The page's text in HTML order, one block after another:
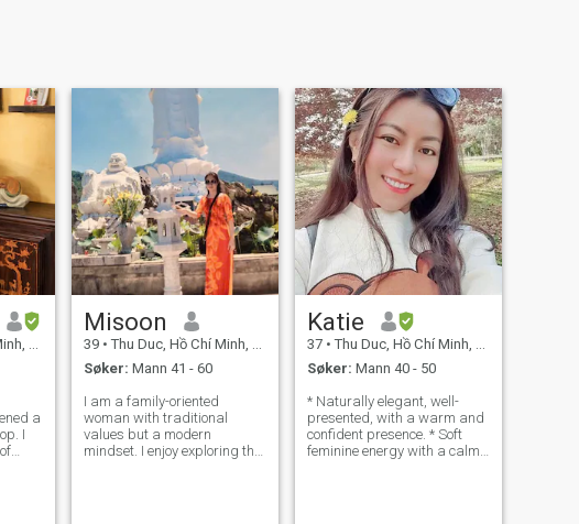
I
Misoon
39 • Thu Duc, Hồ Chí Minh, Vietnam
Søker: Mann 41 - 60
I am a family-oriented
woman with traditional
values ​​but a modern
mindset. I enjoy exploring the
Katie
37 • Thu Duc, Hồ Chí Minh, Vietnam
Søker: Mann 40 - 50
* Naturally elegant, well-
presented, with a warm and
confident presence. * Soft
feminine energy with a calm